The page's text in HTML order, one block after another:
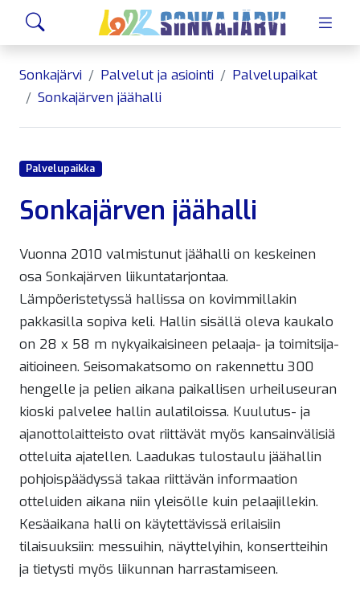
Siirry sivusisältöön
Sonkajärvi Palvelut ja asiointi
Palvelupaikat
Sonkajärven jäähalli
Palvelupaikka
Sonkajärven jäähalli
Vuonna 2010 valmistunut jäähalli on keskeinen
osa Sonkajärven liikuntatarjontaa.
Lämpöeristetyssä hallissa on kovimmillakin
pakkasilla sopiva keli. Hallin sisällä oleva kaukalo
on 28 x 58 m nykyaikaisineen pelaaja- ja toimitsija-
aitioineen. Seisomakatsomo on rakennettu 300
hengelle ja pelien aikana paikallisen urheiluseuran
kioski palvelee hallin aulatiloissa. Kuulutus- ja
ajanottolaitteisto ovat riittävät myös kansainvälisiä
otteluita ajatellen. Laadukas tulostaulu jäähallin
pohjoispäädyssä takaa riittävän informaation
otteluiden aikana niin yleisölle kuin pelaajillekin.
Kesäaikana halli on käytettävissä erilaisiin
tilaisuuksiin: messuihin, näyttelyihin, konsertteihin
ja tietysti myös liikunnan harrastamiseen.